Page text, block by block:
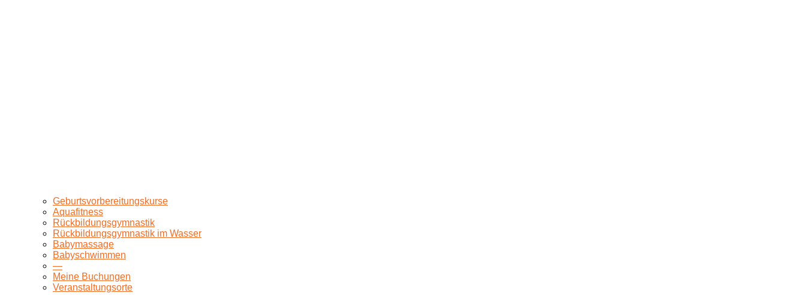
Geburtsvorbereitungskurse
Aquafitness
Rückbildungsgymnastik
Rückbildungsgymnastik im Wasser
Babymassage
Babyschwimmen
—
Meine Buchungen
Veranstaltungsorte